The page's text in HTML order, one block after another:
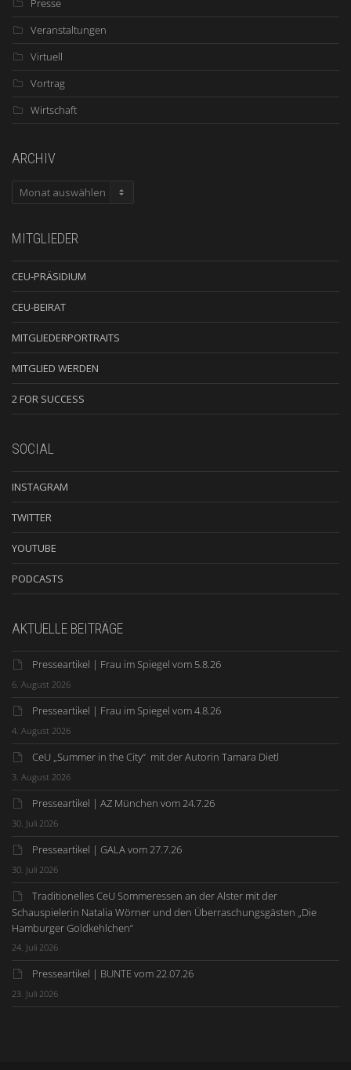
Presse
Veranstaltungen
Virtuell
Vortrag
Wirtschaft
ARCHIV
ARCHIV
MITGLIEDER
CEU-PRÄSIDIUM
CEU-BEIRAT
MITGLIEDERPORTRAITS
MITGLIED WERDEN
2 FOR SUCCESS
SOCIAL
INSTAGRAM
TWITTER
YOUTUBE
PODCASTS
AKTUELLE BEITRÄGE
Presseartikel | Frau im Spiegel vom 5.8.26
6. August 2026
Presseartikel | Frau im Spiegel vom 4.8.26
4. August 2026
CeU „Summer in the City“ mit der Autorin Tamara Dietl
3. August 2026
Presseartikel | AZ München vom 24.7.26
30. Juli 2026
Presseartikel | GALA vom 27.7.26
30. Juli 2026
Traditionelles CeU Sommeressen an der Alster mit der
Schauspielerin Natalia Wörner und den Überraschungsgästen „Die
Hamburger Goldkehlchen“
24. Juli 2026
Presseartikel | BUNTE vom 22.07.26
23. Juli 2026